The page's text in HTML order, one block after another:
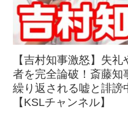
【吉村知事激怒】失
者を完全論破！斎藤知
繰り返される嘘と誹謗
【KSLチャンネル】